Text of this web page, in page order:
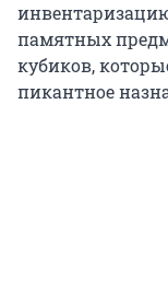
памятных
кубиков,
пикантное